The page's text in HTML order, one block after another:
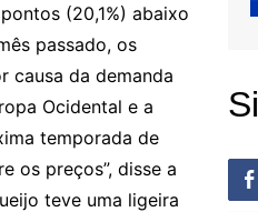
(20,1%) abaixo
passado, os
causa da demanda
Ocidental e a
temporada de
os preços”, disse a
teve uma ligeira